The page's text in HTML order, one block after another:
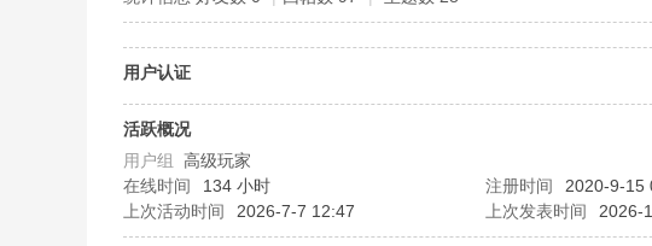
用户认证
活跃概况
用户组 高级玩家
在线时间
134 小时 注册时间 2020-9-15
上次活动时间
2026-7-7 12:47 上次发表时间 2026-